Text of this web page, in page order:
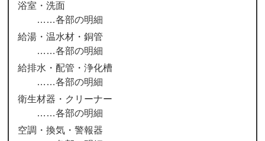
浴室・洗面
各部の明細
給湯・温水材・銅管
各部の明細
給排水・配管・浄化槽
各部の明細
衛生材器・クリーナー
各部の明細
空調・換気・警報器